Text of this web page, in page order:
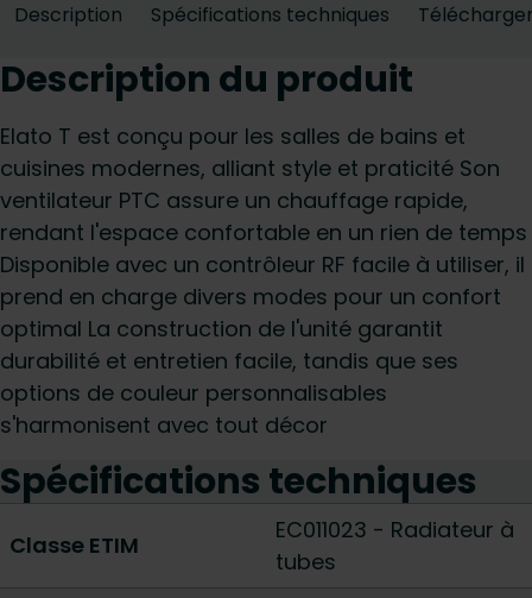
Description Spécifications techniques
Description du produit
Elato T est conçu pour les salles de bains et
cuisines modernes, alliant style et praticité Son
ventilateur PTC assure un chauffage rapide,
rendant l'espace confortable en un rien de temps
Disponible avec un contrôleur RF facile à utiliser, il
prend en charge divers modes pour un confort
optimal La construction de l'unité garantit
durabilité et entretien facile, tandis que ses
options de couleur personnalisables
s'harmonisent avec tout décor
Spécifications techniques
Classe ETIM
EC011023 - Radiateur à
tubes